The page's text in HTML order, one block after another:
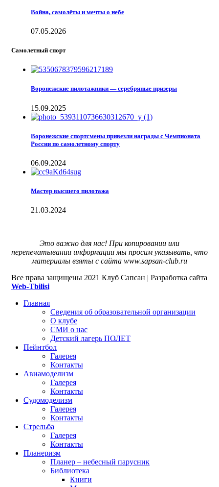
Война, самолёты и мечты о небе
07.05.2026
Самолетный спорт
Воронежские пилотажники — серебряные призеры
15.09.2025
Воронежские спортсмены привезли награды с Чемпионата
России по самолетному спорту
06.09.2024
Мастер высшего пилотажа
21.03.2024
Это важно для нас! При копировании или
перепечатывании информации мы просим указывать, что
материалы взяты с сайта www.sapsan-club.ru
Все права защищены 2021 Клуб Сапсан | Разработка сайта
Web-Tbilisi
Главная
Сведения об образовательной организации
О клубе
СМИ о нас
Детский лагерь ПОЛЕТ
Пейнтбол
Галерея
Контакты
Авиамоделизм
Галерея
Контакты
Судомоделизм
Галерея
Контакты
Стрельба
Галерея
Контакты
Планеризм
Планер – небесный парусник
Библиотека
Книги